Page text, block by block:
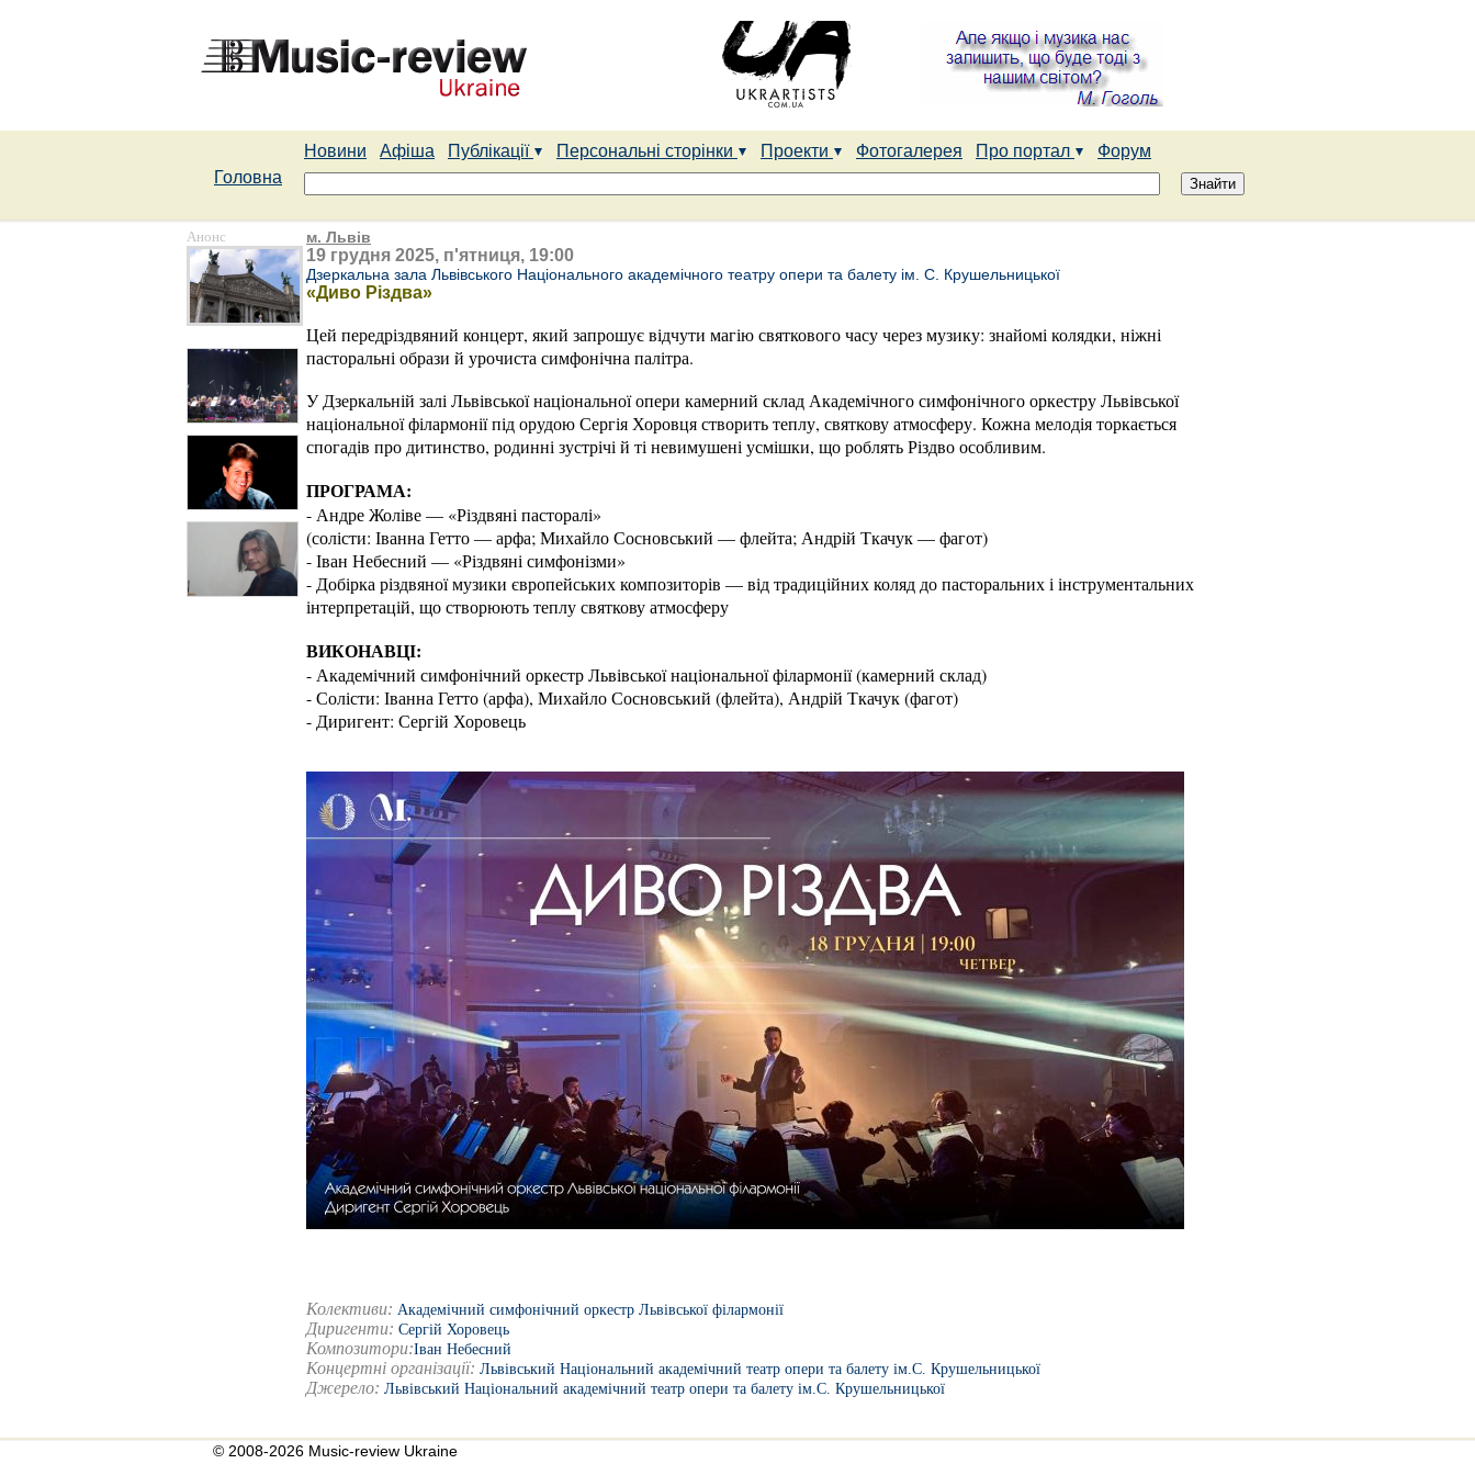
Новини Афіша Публікації Персональні сторінки Проекти Фотогалерея Про портал
Форум
Головна
Анонс м. Львів
19 грудня 2025, п'ятниця, 19:00
Дзеркальна зала Львівського Національного академічного театру опери та балету ім. С. Крушельницької
«Диво Різдва»
Цей передріздвяний концерт, який запрошує відчути магію святкового часу через музику: знайомі колядки, ніжні
пасторальні образи й урочиста симфонічна палітра.
У Дзеркальній залі Львівської національної опери камерний склад Академічного симфонічного оркестру Львівської
національної філармонії під орудою Сергія Хоровця створить теплу, святкову атмосферу. Кожна мелодія торкається
спогадів про дитинство, родинні зустрічі й ті невимушені усмішки, що роблять Різдво особливим.
ПРОГРАМА:
- Андре Жоліве — «Різдвяні пасторалі»
(солісти: Іванна Гетто — арфа; Михайло Сосновський — флейта; Андрій Ткачук — фагот)
- Іван Небесний — «Різдвяні симфонізми»
- Добірка різдвяної музики європейських композиторів — від традиційних коляд до пасторальних і інструментальних
інтерпретацій, що створюють теплу святкову атмосферу
ВИКОНАВЦІ:
- Академічний симфонічний оркестр Львівської національної філармонії (камерний склад)
- Солісти: Іванна Гетто (арфа), Михайло Сосновський (флейта), Андрій Ткачук (фагот)
- Диригент: Сергій Хоровець
Колективи: Академічний симфонічний оркестр Львівської філармонії
Диригенти: Сергій Хоровець
Композитори:Іван Небесний
Концертні організації: Львівський Національний академічний театр опери та балету ім.С. Крушельницької
Джерело: Львівський Національний академічний театр опери та балету ім.С. Крушельницької
© 2008-2026 Music-review Ukraine